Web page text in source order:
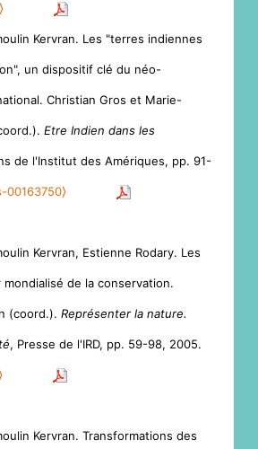
Kervran. Les "terres indiennes
un dispositif clé du néo-
Christian Gros et Marie-
Etre Indien dans les
de l'Institut des Amériques, pp. 91-
00163750⟩
Kervran, Estienne Rodary. Les
de la conservation.
(coord.). Représenter la nature.
, Presse de l'IRD, pp. 59-98, 2005.
Kervran. Transformations des